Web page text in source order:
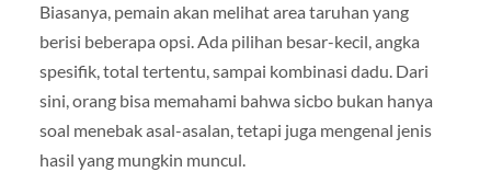
Biasanya, pemain akan melihat area taruhan yang
berisi beberapa opsi. Ada pilihan besar-kecil, angka
spesifik, total tertentu, sampai kombinasi dadu. Dari
sini, orang bisa memahami bahwa sicbo bukan hanya
soal menebak asal-asalan, tetapi juga mengenal jenis
hasil yang mungkin muncul.